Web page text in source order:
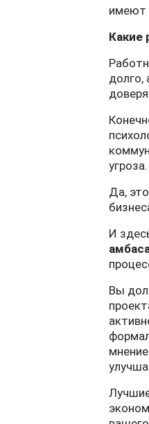
имеют
Какие
долго,
угроза.
Да,
И
Вы